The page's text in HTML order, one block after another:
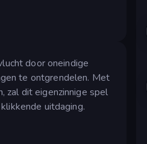
door oneindige
te ontgrendelen. Met
zal dit eigenzinnige spel
uitdaging.